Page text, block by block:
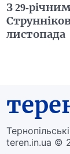
З 29-
листопада
teren.in.ua ©